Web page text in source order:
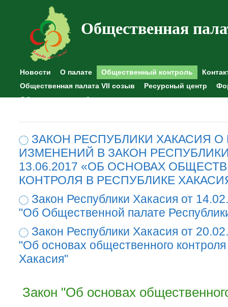
Общественная
Новости О палате Общественный контроль
Общественная палата VII созыв
Ресурсный центр
Общественные наблюдения
ЗАКОН РЕСПУБЛИКИ ХАКАСИЯ
ИЗМЕНЕНИЙ В ЗАКОН
13.06.2017 «ОБ ОСНОВАХ
КОНТРОЛЯ В РЕСПУБЛИКЕ
Закон Республики Хакасия от
"Об Общественной палате
Закон Республики Хакасия от
"Об основах общественного
Хакасия"
Закон "Об основах